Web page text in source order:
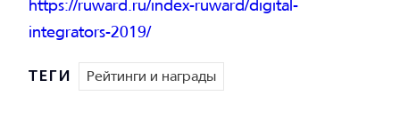
https://ruward.ru/index-ruward/digital-
integrators-2019/
ТЕГИ Рейтинги и награды